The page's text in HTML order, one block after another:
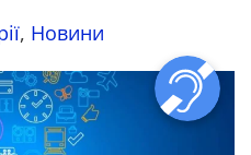
, Новини